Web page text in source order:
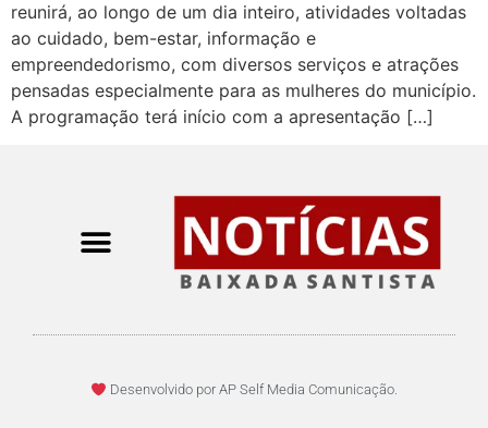
reunirá, ao longo de um dia inteiro, atividades voltadas
ao cuidado, bem-estar, informação e
empreendedorismo, com diversos serviços e atrações
pensadas especialmente para as mulheres do município.
A programação terá início com a apresentação […]
Desenvolvido por AP Self Media Comunicação.